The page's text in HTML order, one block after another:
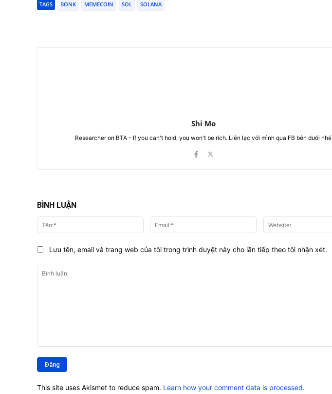
TAGS BONK MEMECOIN SOL SOLANA
Shi Mo
Researcher on BTA - If you can't hold, you won't be rich. Liên lạc với mình qua FB bên dưới nhé
BÌNH LUẬN
luận:
Tên:* Email:*
Lưu tên, email và trang web của tôi trong trình duyệt này cho lần tiếp theo tôi nhận xét.
This site uses Akismet to reduce spam. Learn how your comment data is processed.